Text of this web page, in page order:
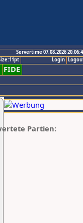
Servertime 07.08.2026
Login
FIDE
Partien: